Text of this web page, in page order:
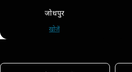
जोधपुर
खोजें